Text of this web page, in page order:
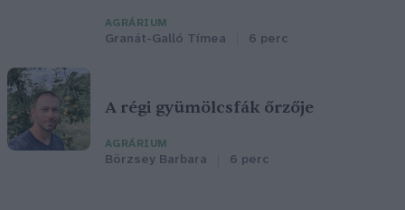
AGRÁRIUM
Granát-Galló Tímea 6 perc
A régi gyümölcsfák őrzője
AGRÁRIUM
Börzsey Barbara 6 perc